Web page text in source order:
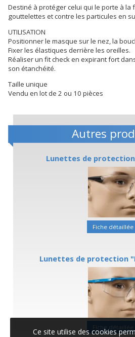
Destiné à protéger celui qui le porte à la
gouttelettes et contre les particules en
UTILISATION
Positionner le masque sur le nez, la
Fixer les élastiques derrière les oreilles.
Réaliser un fit check en expirant fort
son étanchéité.
Taille unique
Vendu en lot de 2 ou 10 pièces
Autres
Lunettes de
Fiche détaillée
Lunettes de protection
Fiche détaillée
Ce site utilise des cookies